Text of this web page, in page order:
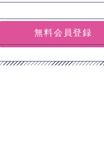
無料会員登録